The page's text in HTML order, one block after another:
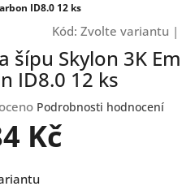
ID8.0 12 ks
Kód: Zvolte variantu |
šípu Skylon 3K
ID8.0 12 ks
Podrobnosti hodnocení
Kč